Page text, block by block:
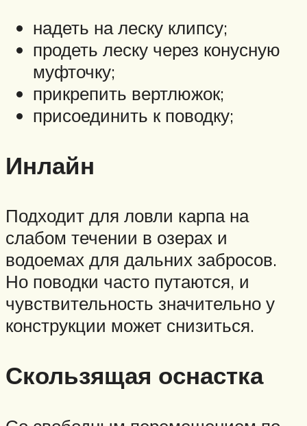
надеть на леску клипсу;
продеть леску через конусную
муфточку;
прикрепить вертлюжок;
присоединить к поводку;
Инлайн
Подходит для ловли карпа на
слабом течении в озерах и
водоемах для дальних забросов.
Но поводки часто путаются, и
чувствительность значительно у
конструкции может снизиться.
Скользящая оснастка